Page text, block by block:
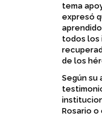
tema
expresó
todos los
de los
Según su
Rosario